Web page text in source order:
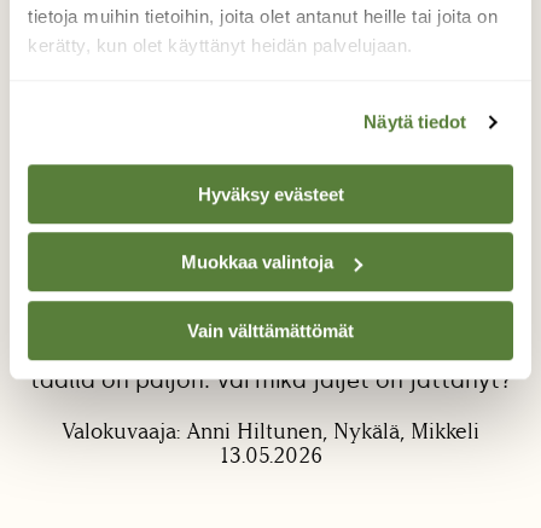
tietoja muihin tietoihin, joita olet antanut heille tai joita on
kerätty, kun olet käyttänyt heidän palvelujaan.
Näytä tiedot
Hyväksy evästeet
Muokkaa valintoja
Vain välttämättömät
Jäljet hiekassa
Kenen jäljet hiekkarannalla? Tänään rannalle
oli ilmestynyt jäljet, joita ei eilen ollut. Voisiko
jäljet hiekalla olla sisiliskon? Viiva ja pienet
jalanjäljet molemminpuolin viivaa. Sisiliskoja
täällä on paljon. Vai mikä jäljet on jättänyt?
Valokuvaaja: Anni Hiltunen, Nykälä, Mikkeli
13.05.2026